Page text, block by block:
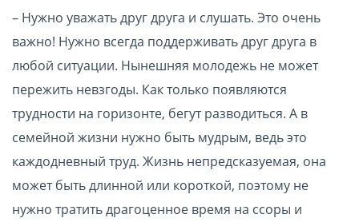
– Нужно уважать друг друга и слушать. Это очень
важно! Нужно всегда поддерживать друг друга в
любой ситуации. Нынешняя молодежь не может
пережить невзгоды. Как только появляются
трудности на горизонте, бегут разводиться. А в
семейной жизни нужно быть мудрым, ведь это
каждодневный труд. Жизнь непредсказуемая, она
может быть длинной или короткой, поэтому не
нужно тратить драгоценное время на ссоры и